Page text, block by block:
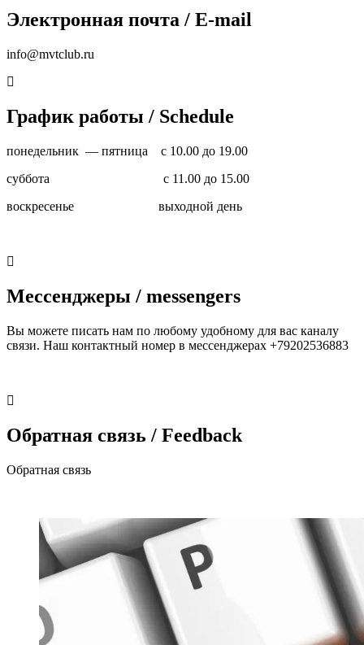
Электронная почта / E-mail
info@mvtclub.ru
График работы / Schedule
понедельник — пятница с 10.00 до 19.00
суббота с 11.00 до 15.00
воскресенье выходной день
Мессенджеры / messengers
Вы можете писать нам по любому удобному для вас каналу
связи. Наш контактный номер в мессенджерах +79202536883
Обратная связь / Feedback
Обратная связь